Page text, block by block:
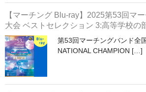
有名マーチングバンド特集
マーチング指導法
吹奏楽 DVD/BD
指導・クリニック DVD/BD
【マーチング Blu-ray】2025第53回マ
大会 ベストセレクション 3:高等学校の
第53回マーチングバンド全
NATIONAL CHAMPION […]